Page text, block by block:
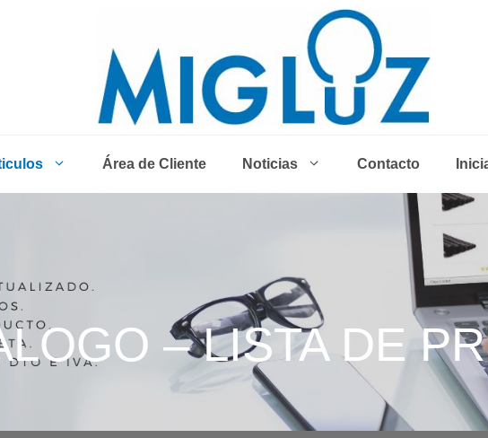
Área de Cliente Noticias Contacto
– LISTA DE